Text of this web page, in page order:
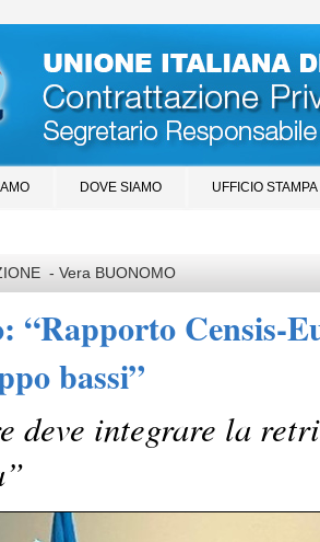
DOVE SIAMO UFFICIO STAMPA
- Vera BUONOMO
“Rapporto Censis-
bassi”
deve integrare la